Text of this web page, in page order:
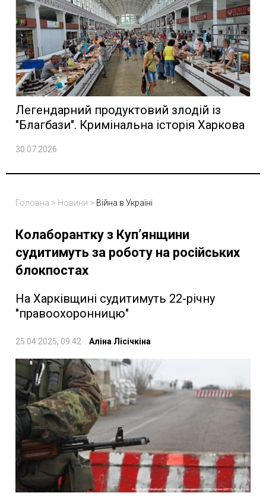
Легендарний продуктовий злодій із
"Благбази". Кримінальна історія Харкова
30.07.2026
Головна > Новини > Війна в Україні
Колаборантку з Куп’янщини
судитимуть за роботу на російських
блокпостах
На Харківщині судитимуть 22-річну
"правоохоронницю"
25.04.2025, 09:42 Аліна Лісічкіна